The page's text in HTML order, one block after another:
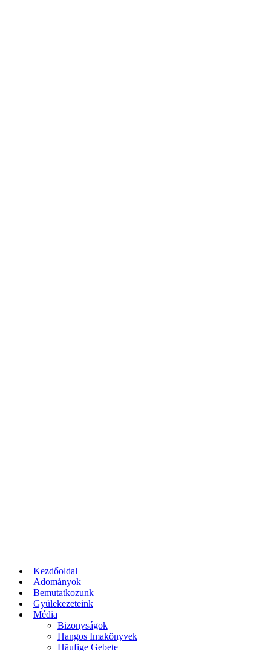
Kezdőoldal
Adományok
Bemutatkozunk
Gyülekezeteink
Média
Bizonyságok
Hangos Imakönyvek
Häufige Gebete